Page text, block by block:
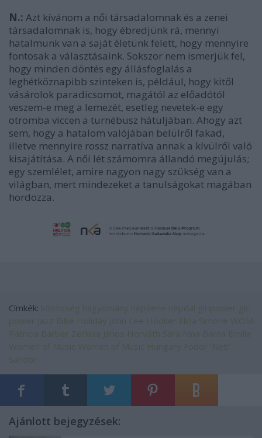
N.: Azt kívánom a női társadalomnak és a zenei
társadalomnak is, hogy ébredjünk rá, mennyi
hatalmunk van a saját életünk felett, hogy mennyire
fontosak a választásaink. Sokszor nem ismerjük fel,
hogy minden döntés egy állásfoglalás a
leghétköznapibb szinteken is, például, hogy kitől
vásárolok paradicsomot, magától az előadótól
veszem-e meg a lemezét, esetleg nevetek-e egy
otromba viccen a turnébusz hátuljában. Ahogy azt
sem, hogy a hatalom valójában belülről fakad,
illetve mennyire rossz narratíva annak a kívülről való
kisajátítása. A női lét számomra állandó megújulás;
egy szemlélet, amire nagyon nagy szükség van a
világban, mert mindezeket a tanulságokat magában
hordozza.
Címkék:
Ajánlott bejegyzések: